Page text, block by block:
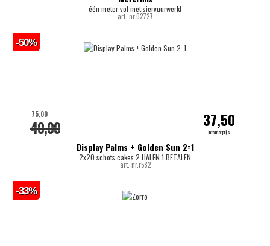
één meter vol met siervuurwerk!
art. nr.02727
Display Palms + Golden Sun 2=1
2x20 schots cakes 2 HALEN 1 BETALEN
art. nr.r582
40,00
75,00 37,50
internetprijs
-50%
-33%